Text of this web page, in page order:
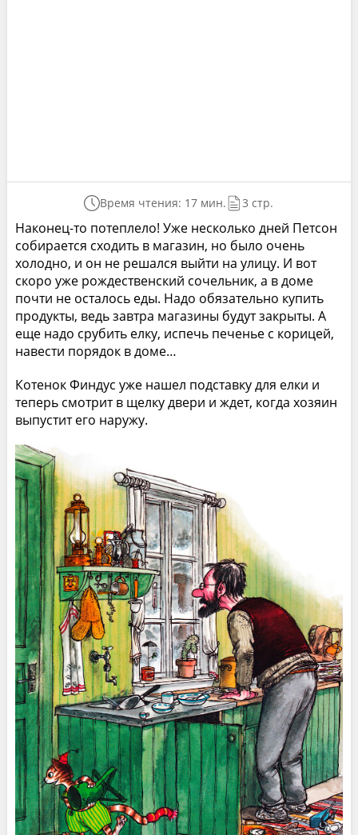
Время чтения: 17 мин. 3 стр.
Наконец-то потеплело! Уже несколько дней Петсон
собирается сходить в магазин, но было очень
холодно, и он не решался выйти на улицу. И вот
скоро уже рождественский сочельник, а в доме
почти не осталось еды. Надо обязательно купить
продукты, ведь завтра магазины будут закрыты. А
еще надо срубить елку, испечь печенье с корицей,
навести порядок в доме…
Котенок Финдус уже нашел подставку для елки и
теперь смотрит в щелку двери и ждет, когда хозяин
выпустит его наружу.